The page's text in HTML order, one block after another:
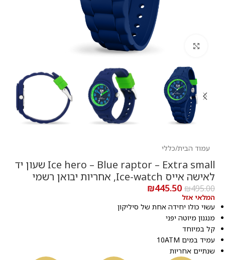
עמוד הבית/כללי
Ice hero – Blue raptor – Extra small שעון יד
לאישה אייס Ice-watch, אחריות יבואן רשמי
₪495.00
₪445.50
המלאי אזל
עשוי כולו יחידה אחת של סיליקון
מנגנון מיוטה יפני
קל במיוחד
עמיד במים 10ATM
שנתיים אחריות